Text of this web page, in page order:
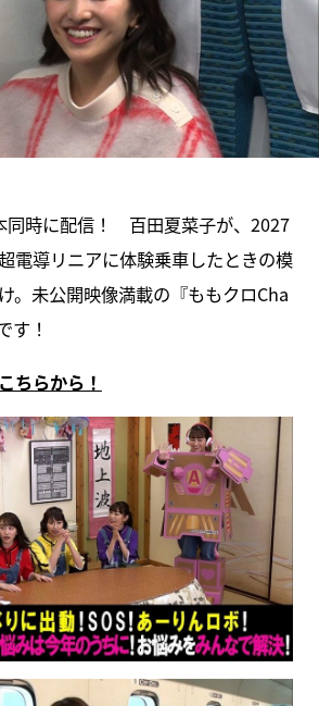
同時に配信！ 百田夏菜子が、2027
電導リニアに体験乗車したときの模
。未公開映像満載の『ももクロCha
す！
こちらから！